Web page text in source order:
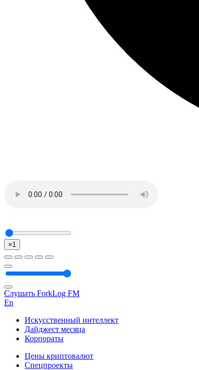
×1
Слушать ForkLog FM
En
Искусственный интеллект
Дайджест месяца
Корпораты
Цены криптовалют
Спецпроекты